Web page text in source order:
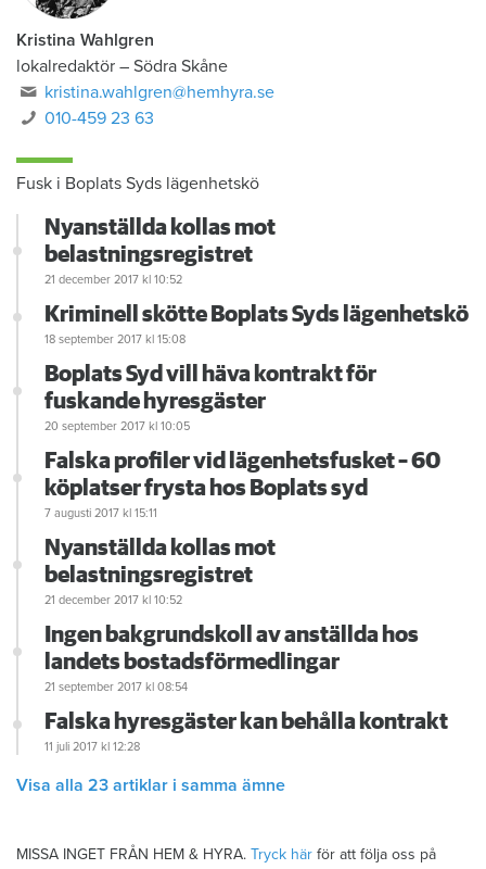
Kristina Wahlgren
lokalredaktör – Södra Skåne
kristina.wahlgren@hemhyra.se
010-459 23 63
Fusk i Boplats Syds lägenhetskö
Nyanställda kollas mot
belastningsregistret
21 december 2017 kl 10:52
Kriminell skötte Boplats Syds lägenhetskö
18 september 2017 kl 15:08
Boplats Syd vill häva kontrakt för
fuskande hyresgäster
20 september 2017 kl 10:05
Falska profiler vid lägenhetsfusket – 60
köplatser frysta hos Boplats syd
7 augusti 2017 kl 15:11
Nyanställda kollas mot
belastningsregistret
21 december 2017 kl 10:52
Ingen bakgrundskoll av anställda hos
landets bostadsförmedlingar
21 september 2017 kl 08:54
Falska hyresgäster kan behålla kontrakt
11 juli 2017 kl 12:28
Visa alla 23 artiklar i samma ämne
MISSA INGET FRÅN HEM & HYRA. Tryck här för att följa oss på